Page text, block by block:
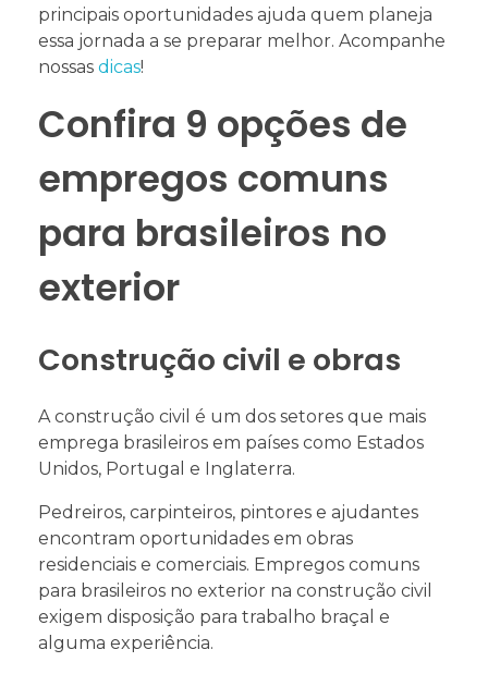
principais oportunidades ajuda quem planeja
essa jornada a se preparar melhor. Acompanhe
nossas dicas!
Confira 9 opções de
empregos comuns
para brasileiros no
exterior
Construção civil e obras
A construção civil é um dos setores que mais
emprega brasileiros em países como Estados
Unidos, Portugal e Inglaterra.
Pedreiros, carpinteiros, pintores e ajudantes
encontram oportunidades em obras
residenciais e comerciais. Empregos comuns
para brasileiros no exterior na construção civil
exigem disposição para trabalho braçal e
alguma experiência.